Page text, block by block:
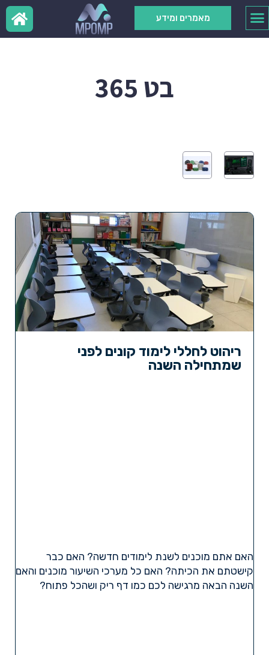
מאמרים ומידע
בט 365
ריהוט לחללי לימוד קונים לפני
שמתחילה השנה
האם אתם מוכנים לשנת לימודים חדשה? האם כבר
קישטתם את הכיתה? האם כל מערכי השיעור מוכנים והאם
השנה הבאה מרגישה לכם כמו דף ריק ושהכל פתוח?